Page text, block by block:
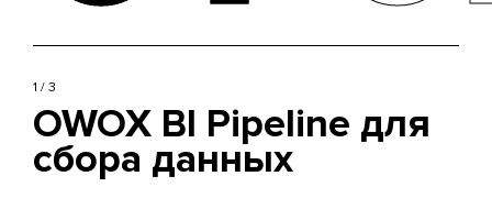
OWOX BI Pipeline для
сбора данных
1 / 3